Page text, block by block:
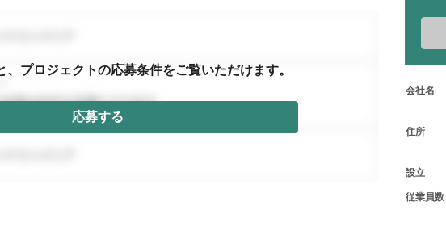
、プロジェクトの応募条件をご覧いただけます。
応募する
会社名
住所
設立
従業員数